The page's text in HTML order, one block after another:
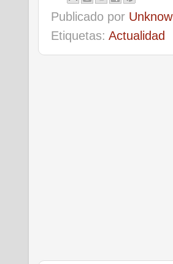
Publicado por
Etiquetas: Actualidad